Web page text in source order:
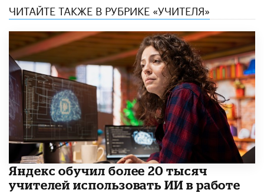
ЧИТАЙТЕ ТАКЖЕ В РУБРИКЕ «УЧИТЕЛЯ»
​Яндекс обучил более 20 тысяч
учителей использовать ИИ в работе